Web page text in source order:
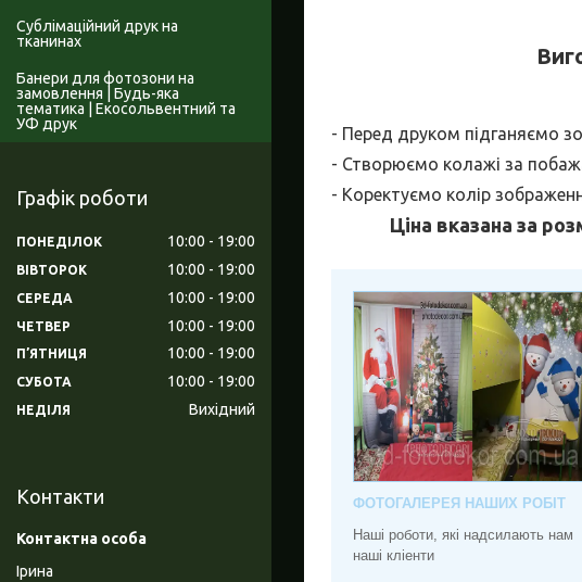
- Перед друком підганяємо
- Створюємо колажі за
- Коректуємо колір
Ціна вказана за
ФОТОГАЛЕРЕЯ НАШИХ РОБІТ
Наші роботи, які надсилають нам
наші кліенти
Сублімаційний друк на
тканинах
Банери для фотозони на
замовлення | Будь-яка
тематика | Екосольвентний та
УФ друк
Графік роботи
ПОНЕДІЛОК 10:00 19:00
ВІВТОРОК 10:00 19:00
СЕРЕДА 10:00 19:00
ЧЕТВЕР 10:00 19:00
ПʼЯТНИЦЯ 10:00 19:00
СУБОТА 10:00 19:00
НЕДІЛЯ Вихідний
Контакти
Ірина